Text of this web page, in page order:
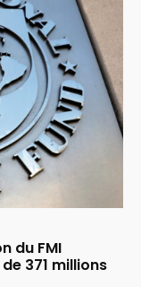
du FMI
371 millions